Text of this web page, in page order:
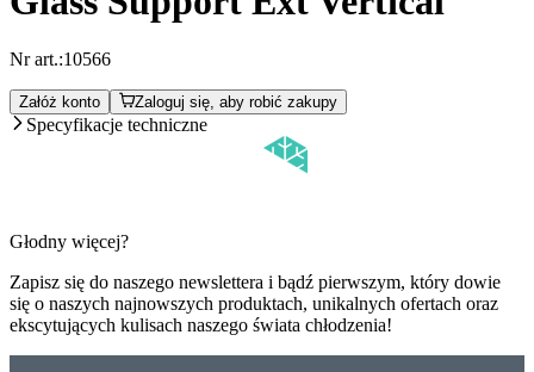
Nr art.:10566
Załóż konto Zaloguj się, aby robić zakupy
Specyfikacje techniczne
Głodny więcej?
Zapisz się do naszego newslettera i bądź pierwszym, który dowie
się o naszych najnowszych produktach, unikalnych ofertach oraz
ekscytujących kulisach naszego świata chłodzenia!